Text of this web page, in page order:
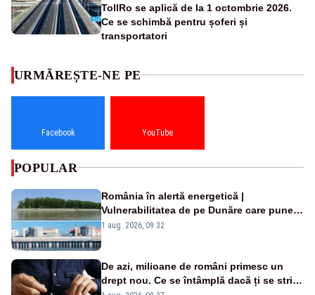
TollRo se aplică de la 1 octombrie 2026.
Ce se schimbă pentru șoferi și
transportatori
URMĂREȘTE-NE PE
Facebook YouTube
POPULAR
România în alertă energetică |
Vulnerabilitatea de pe Dunăre care pune
în pericol Centrala Cernavodă era
1 aug. 2026, 09:32
De azi, milioane de români primesc un
drept nou. Ce se întâmplă dacă ți se strică